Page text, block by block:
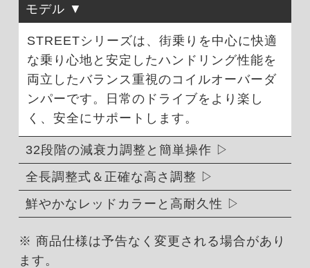
モデル
STREETシリーズは、街乗りを中心に快適
な乗り心地と安定したハンドリング性能を
両立したバランス重視のコイルオーバーダ
ンパーです。日常のドライブをより楽し
く、安全にサポートします。
32段階の減衰力調整と簡単操作
全長調整式＆正確な高さ調整
鮮やかなレッドカラーと高耐久性
※ 商品仕様は予告なく変更される場合があり
ます。